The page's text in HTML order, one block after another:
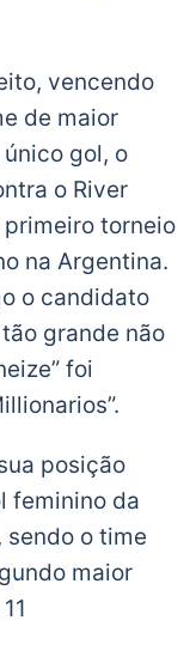
vencendo
de maior
gol, o
o River
torneio
na Argentina.
o candidato
grande não
foi
posição
feminino da
o time
maior